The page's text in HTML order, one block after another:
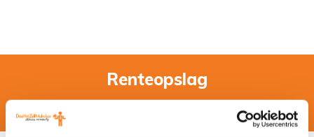
Renteopslag
» Renteopslag